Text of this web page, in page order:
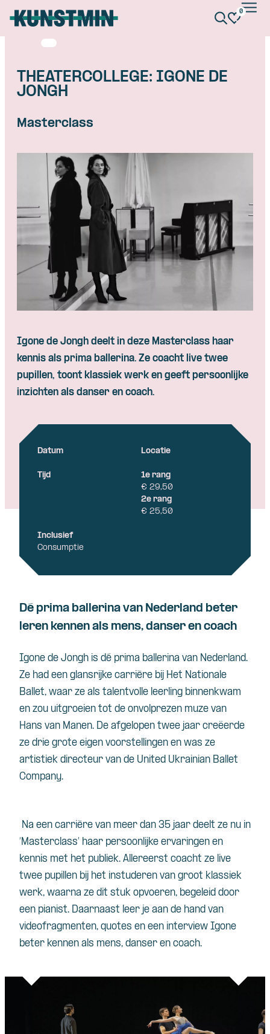
Skip navigatie
0
THEATERCOLLEGE: IGONE DE
JONGH
Masterclass
Igone de Jongh deelt in deze Masterclass haar
kennis als prima ballerina. Ze coacht live twee
pupillen, toont klassiek werk en geeft persoonlijke
inzichten als danser en coach.
Datum Locatie
Tijd
1e rang
€ 29,50
2e rang
€ 25,50
Inclusief
Consumptie
Dé prima ballerina van Nederland beter
leren kennen als mens, danser en coach
Igone de Jongh is dé prima ballerina van Nederland.
Ze had een glansrijke carrière bij Het Nationale
Ballet, waar ze als talentvolle leerling binnenkwam
en zou uitgroeien tot de onvolprezen muze van
Hans van Manen. De afgelopen twee jaar creëerde
ze drie grote eigen voorstellingen en was ze
artistiek directeur van de United Ukrainian Ballet
Company.
Na een carrière van meer dan 35 jaar deelt ze nu in
‘Masterclass’ haar persoonlijke ervaringen en
kennis met het publiek. Allereerst coacht ze live
twee pupillen bij het instuderen van groot klassiek
werk, waarna ze dit stuk opvoeren, begeleid door
een pianist. Daarnaast leer je aan de hand van
videofragmenten, quotes en een interview Igone
beter kennen als mens, danser en coach.